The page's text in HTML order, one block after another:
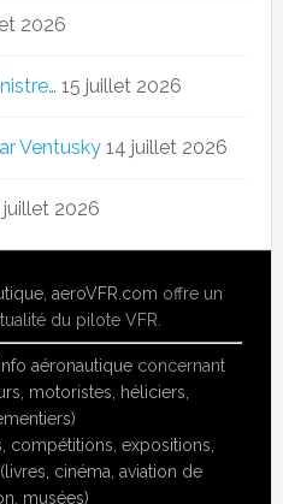
2026
15 juillet 2026
Ventusky 14 juillet 2026
juillet 2026
,aeroVFR.com offre un
du pilote VFR.
info aéronautiqueconcernant
motoristes, héliciers,
compétitions, expositions,
cinéma, aviation de
musées)